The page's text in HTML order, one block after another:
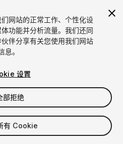
1/9
网站的正常工作、个性化设
功能并分析流量。我们还同
伴分享有关您使用我们网站
息。
设置
部拒绝
有 Cookie